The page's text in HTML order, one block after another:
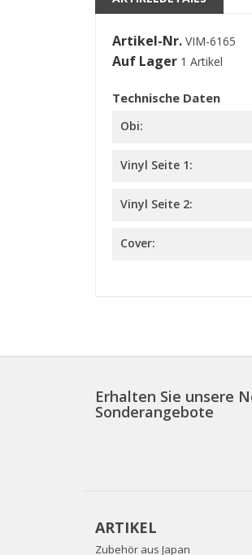
Artikel-Nr. VIM-6165
Auf Lager 1 Artikel
Technische Daten
Obi:
Vinyl Seite 1:
Vinyl Seite 2:
Cover:
Erhalten Sie unsere
Sonderangebote
ARTIKEL
Zubehör aus Japan